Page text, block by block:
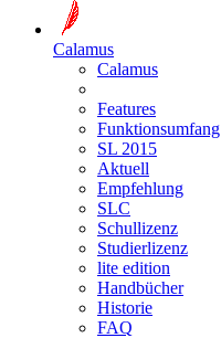
Calamus
Calamus
Features
Funktionsumfang
SL 2015
Aktuell
Empfehlung
SLC
Schullizenz
Studierlizenz
lite edition
Handbücher
Historie
FAQ